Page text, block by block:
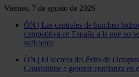
Viernes, 7 de agosto de 2026
ÓN | Las centrales de bombeo
competitiva en España a la que no
suficiente
ÓN | El secreto del éxito de
Constantine a generar confianza en